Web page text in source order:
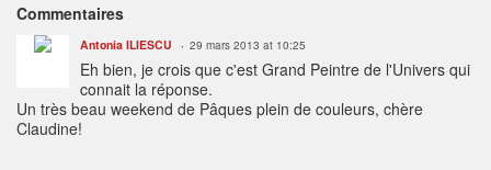
Commentaires
Antonia ILIESCU 29 mars 2013 at 10:25
Eh bien, je crois que c'est Grand Peintre de l'Univers qui
connait la réponse.
Un très beau weekend de Pâques plein de couleurs, chère
Claudine!